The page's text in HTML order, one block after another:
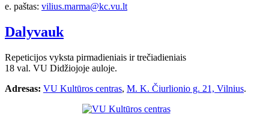
e. paštas: vilius.marma@kc.vu.lt
Dalyvauk
Repeticijos vyksta pirmadieniais ir trečiadieniais
18 val. VU Didžiojoje auloje.
Adresas: VU Kultūros centras, M. K. Čiurlionio g. 21, Vilnius.